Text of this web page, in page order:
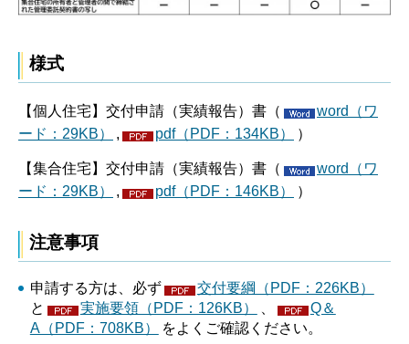
様式
【個人住宅】交付申請（実績報告）書（
word（ワ
ード：29KB）
, pdf（PDF：134KB） ）
【集合住宅】交付申請（実績報告）書（
word（ワ
ード：29KB）
, pdf（PDF：146KB） ）
注意事項
申請する方は、必ず
交付要綱（PDF：226KB）
と
実施要領（PDF：126KB）
Q＆
A（PDF：708KB）
をよくご確認ください。